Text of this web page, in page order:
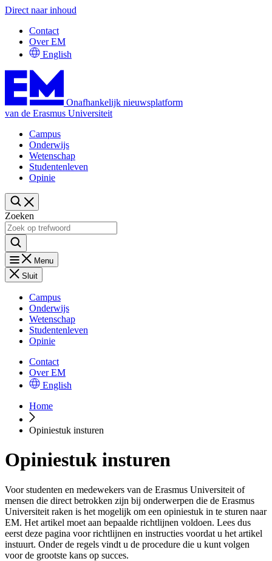
Direct naar inhoud
Contact
Over EM
English
Onafhankelijk nieuwsplatform
van de Erasmus Universiteit
Campus
Onderwijs
Wetenschap
Studentenleven
Opinie
Zoeken
Menu
Sluit
Campus
Onderwijs
Wetenschap
Studentenleven
Opinie
Contact
Over EM
English
Home
Opiniestuk insturen
Opiniestuk insturen
Voor studenten en medewekers van de Erasmus Universiteit of
mensen die direct betrokken zijn bij onderwerpen die de Erasmus
Universiteit raken is het mogelijk om een opiniestuk in te sturen naar
EM. Het artikel moet aan bepaalde richtlijnen voldoen. Lees dus
eerst deze pagina voor richtlijnen en instructies voordat u het artikel
instuurt. Onder de regels vindt u de procedure die u kunt volgen
voor de grootste kans op succes.